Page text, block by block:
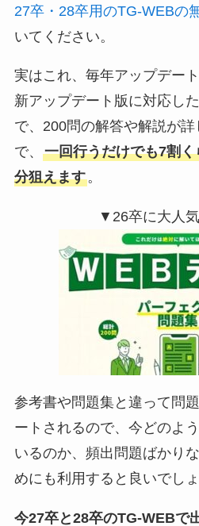
27卒・28卒用のTG-WEBの
いてください。
実はこれ、毎年アップデー
新アップデート版に対応し
で、200問の解答や解説が
で、 一回行うだけでも7割
分狙えます。
▼26卒に大人
参考書や問題集と違って問
ートされるので、今どのよ
いるのか、頻出問題ばかり
めにも利用すると良いでしょ
今27卒と28卒のTG-WEBで